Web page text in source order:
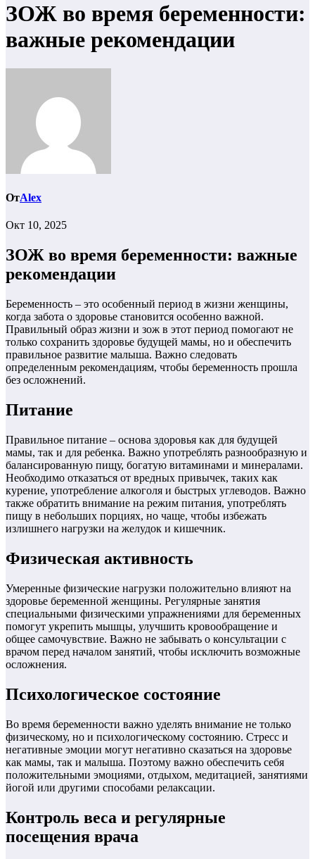
ЗОЖ во время беременности:
важные рекомендации
ОтAlex
Окт 10, 2025
ЗОЖ во время беременности: важные
рекомендации
Беременность – это особенный период в жизни женщины,
когда забота о здоровье становится особенно важной.
Правильный образ жизни и зож в этот период помогают не
только сохранить здоровье будущей мамы, но и обеспечить
правильное развитие малыша. Важно следовать
определенным рекомендациям, чтобы беременность прошла
без осложнений.
Питание
Правильное питание – основа здоровья как для будущей
мамы, так и для ребенка. Важно употреблять разнообразную и
балансированную пищу, богатую витаминами и минералами.
Необходимо отказаться от вредных привычек, таких как
курение, употребление алкоголя и быстрых углеводов. Важно
также обратить внимание на режим питания, употреблять
пищу в небольших порциях, но чаще, чтобы избежать
излишнего нагрузки на желудок и кишечник.
Физическая активность
Умеренные физические нагрузки положительно влияют на
здоровье беременной женщины. Регулярные занятия
специальными физическими упражнениями для беременных
помогут укрепить мышцы, улучшить кровообращение и
общее самочувствие. Важно не забывать о консультации с
врачом перед началом занятий, чтобы исключить возможные
осложнения.
Психологическое состояние
Во время беременности важно уделять внимание не только
физическому, но и психологическому состоянию. Стресс и
негативные эмоции могут негативно сказаться на здоровье
как мамы, так и малыша. Поэтому важно обеспечить себя
положительными эмоциями, отдыхом, медитацией, занятиями
йогой или другими способами релаксации.
Контроль веса и регулярные
посещения врача